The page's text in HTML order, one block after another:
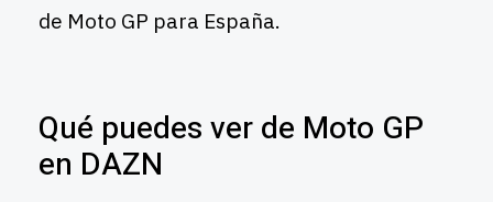
de Moto GP para España.
Qué puedes ver de Moto GP
en DAZN